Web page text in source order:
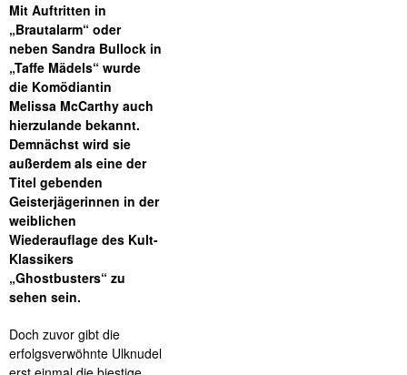
Mit Auftritten in
„Brautalarm“ oder
neben Sandra Bullock in
„Taffe Mädels“ wurde
die Komödiantin
Melissa McCarthy auch
hierzulande bekannt.
Demnächst wird sie
außerdem als eine der
Titel gebenden
Geisterjägerinnen in der
weiblichen
Wiederauflage des Kult-
Klassikers
„Ghostbusters“ zu
sehen sein.
Doch zuvor gibt die
erfolgsverwöhnte Ulknudel